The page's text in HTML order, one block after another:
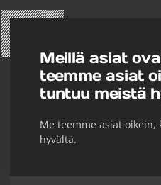
Meillä asiat
teemme asiat
tuntuu meistä
Me teemme asiat oikein,
hyvältä.